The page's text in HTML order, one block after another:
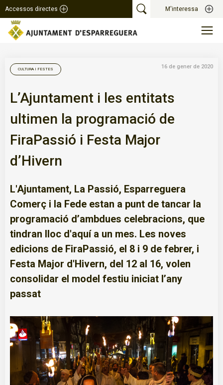
Accessos directes M'interessa
CULTURA I FESTES 16 de gener de 2020
L’Ajuntament i les entitats
ultimen la programació de
FiraPassió i Festa Major
d’Hivern
L'Ajuntament, La Passió, Esparreguera
Comerç i la Fede estan a punt de tancar la
programació d’ambdues celebracions, que
tindran lloc d'aquí a un mes. Les noves
edicions de FiraPassió, el 8 i 9 de febrer, i
Festa Major d'Hivern, del 12 al 16, volen
consolidar el model festiu iniciat l’any
passat